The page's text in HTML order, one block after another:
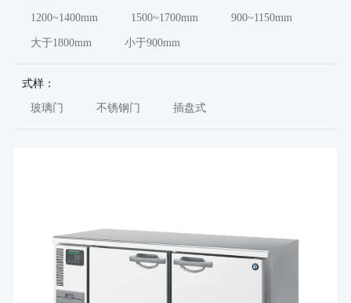
1200~1400mm 1500~1700mm 900~1150mm
大于1800mm 小于900mm
式样：
玻璃门 不锈钢门 插盘式